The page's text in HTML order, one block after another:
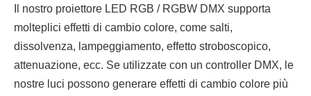
Il nostro proiettore LED RGB / RGBW DMX supporta
molteplici effetti di cambio colore, come salti,
dissolvenza, lampeggiamento, effetto stroboscopico,
attenuazione, ecc. Se utilizzate con un controller DMX, le
nostre luci possono generare effetti di cambio colore più